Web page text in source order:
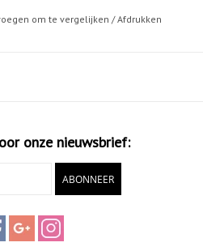
om te vergelijken /Afdrukken
onze nieuwsbrief:
ABONNEER